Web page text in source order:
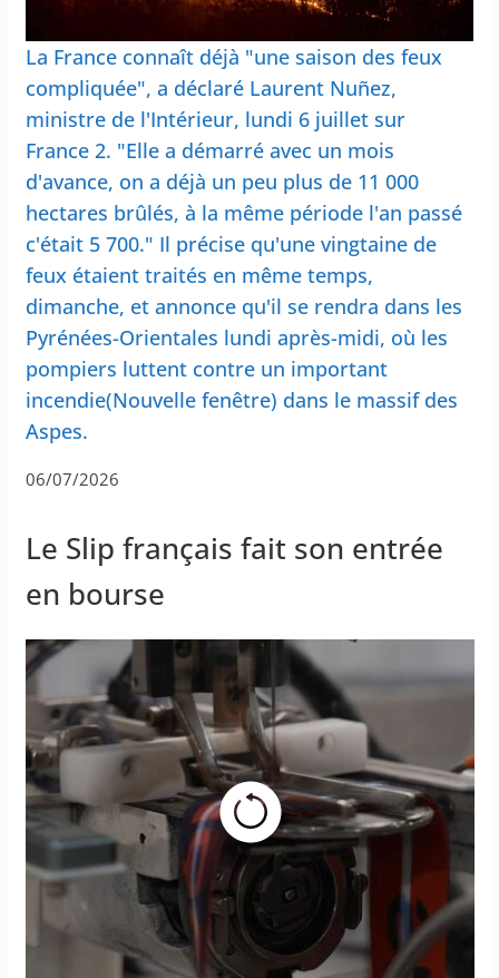
La France connaît déjà "une saison des feux
compliquée", a déclaré Laurent Nuñez,
ministre de l'Intérieur, lundi 6 juillet sur
France 2. "Elle a démarré avec un mois
d'avance, on a déjà un peu plus de 11 000
hectares brûlés, à la même période l'an passé
c'était 5 700." Il précise qu'une vingtaine de
feux étaient traités en même temps,
dimanche, et annonce qu'il se rendra dans les
Pyrénées-Orientales lundi après-midi, où les
pompiers luttent contre un important
incendie(Nouvelle fenêtre) dans le massif des
Aspes.
06/07/2026
Le Slip français fait son entrée
en bourse